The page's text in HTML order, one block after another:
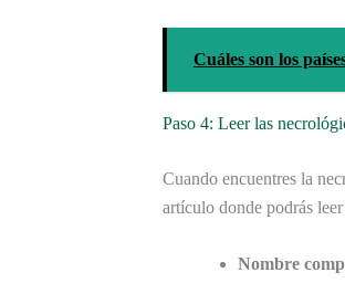
Cuáles son los
Paso 4: Leer las
Cuando encuentres la
artículo donde podrás
Nombre